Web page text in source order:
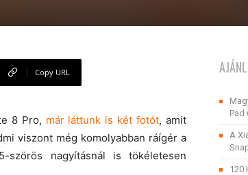
Copy URL
8 Pro, már láttunk is két fotót, amit
viszont még komolyabban ráígér a
szörös nagyításnál is tökéletesen
Pad
A
120